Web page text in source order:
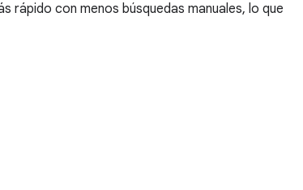
con menos búsquedas manuales, lo que